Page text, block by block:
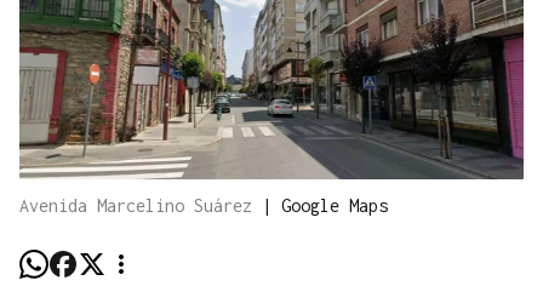
Avenida Marcelino Suárez | Google Maps